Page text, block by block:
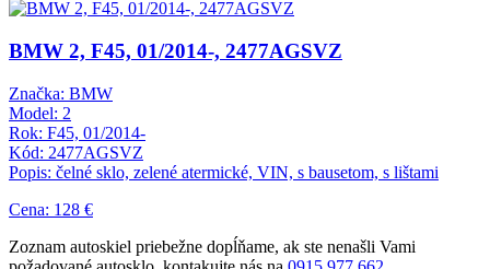
BMW 2, F45, 01/2014-, 2477AGSVZ
Značka: BMW
Model: 2
Rok: F45, 01/2014-
Kód: 2477AGSVZ
Popis: čelné sklo, zelené atermické, VIN, s bausetom, s lištami
Cena: 128 €
Zoznam autoskiel priebežne dopĺňame, ak ste nenašli Vami